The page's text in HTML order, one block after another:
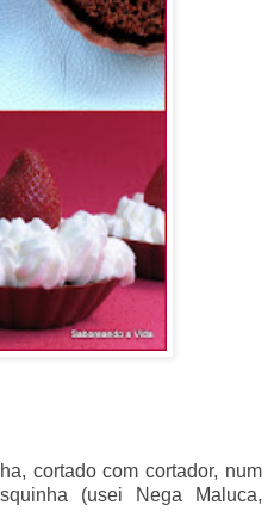
cortado com cortador, num
(usei Nega Maluca,